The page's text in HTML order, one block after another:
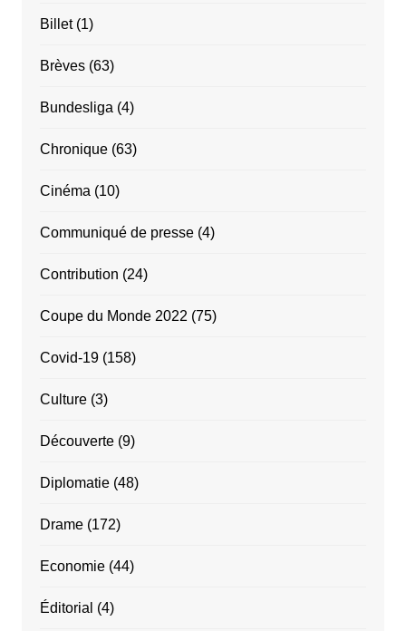
Billet(1)
Brèves(63)
Bundesliga (4)
Chronique(63)
Cinéma (10)
Communiqué de presse(4)
Contribution (24)
Coupe du Monde 2022 (75)
Covid-19(158)
Culture(3)
Découverte(9)
Diplomatie(48)
Drame(172)
Economie(44)
Éditorial (4)